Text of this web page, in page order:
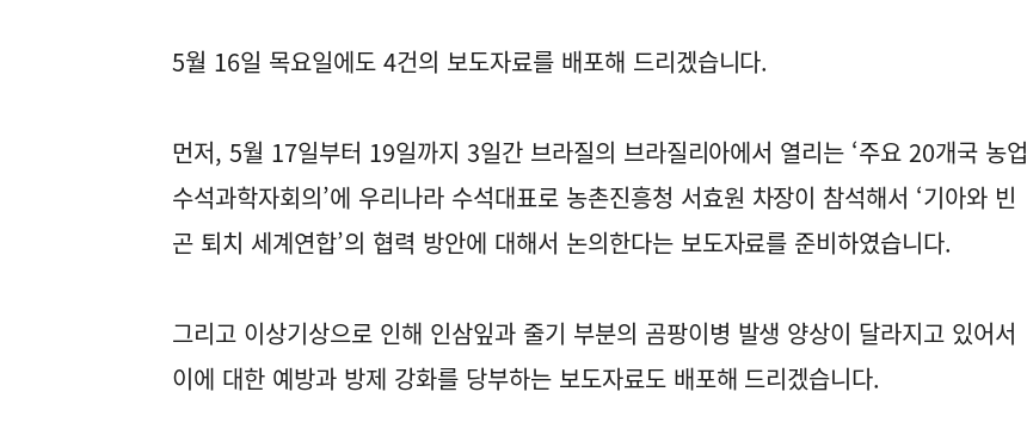
5월 16일 목요일에도 4건의 보도자료를 배포해 드리겠습니다.
먼저, 5월 17일부터 19일까지 3일간 브라질의 브라질리아에서 열리는 ‘주요 20개국 농업
수석과학자회의’에 우리나라 수석대표로 농촌진흥청 서효원 차장이 참석해서 ‘기아와 빈
곤 퇴치 세계연합’의 협력 방안에 대해서 논의한다는 보도자료를 준비하였습니다.
그리고 이상기상으로 인해 인삼잎과 줄기 부분의 곰팡이병 발생 양상이 달라지고 있어서
이에 대한 예방과 방제 강화를 당부하는 보도자료도 배포해 드리겠습니다.